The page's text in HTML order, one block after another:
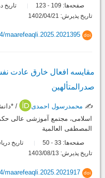
صفحه‌ها: 109
-
تاریخ
تاریخ پذیرش: 1402/04/21
doi
maarefeaqli.2025.2021395
مقایسه افعال خارق عادت
صدرالمتألهین
✍️ محمدرسول احمدی
/
اسلامی، مجتمع آموزشی عالی
المصطفی العالمیة
صفحه‌ها: 33
-
تاریخ دریافت:
تاریخ پذیرش: 1403/08/13
doi
maarefeaqli.2025.2021917